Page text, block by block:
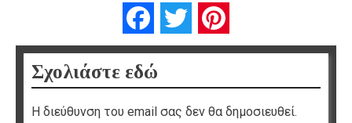
FacebookTwitter
Σχολιάστε εδώ
Η διεύθυνση του email σας δεν θα δημοσιευθεί.